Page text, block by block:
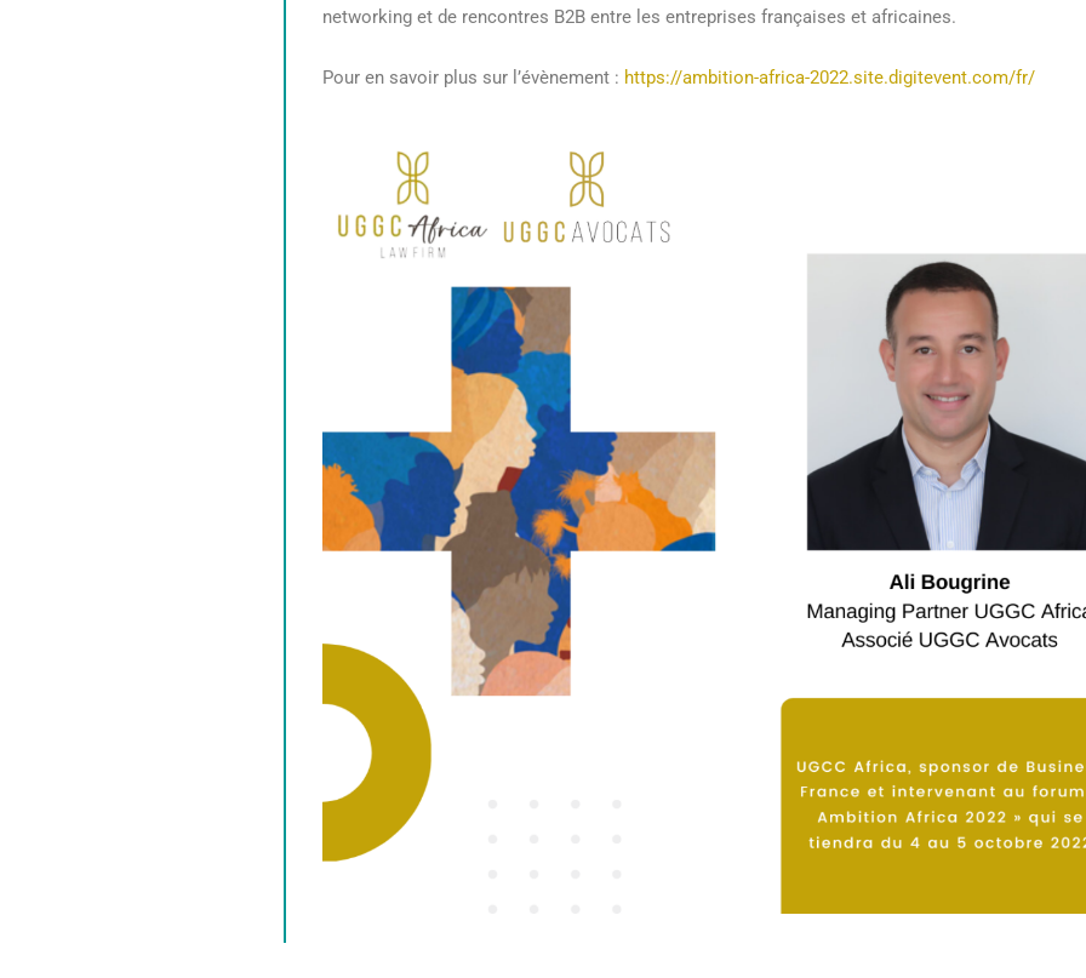
networking et de rencontres B2B entre les entreprises françaises et africaines.
Pour en savoir plus sur l’évènement : https://ambition-africa-2022.site.digitevent.com/fr/